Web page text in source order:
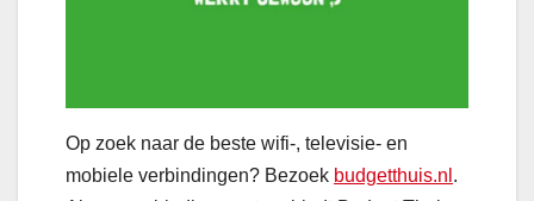
Op zoek naar de beste wifi-, televisie- en
mobiele verbindingen? Bezoek budgetthuis.nl .